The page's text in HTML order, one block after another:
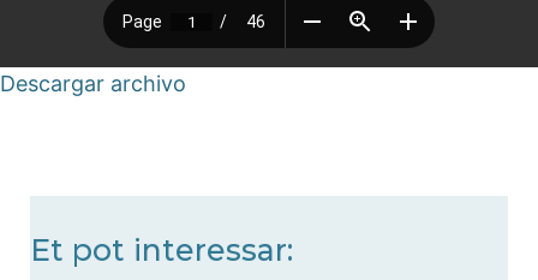
Descargar archivo
Et pot interessar: